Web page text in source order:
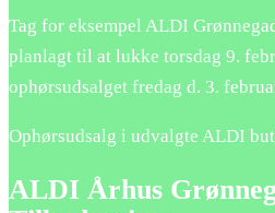
Tag for eksempel ALDI
planlagt til at lukke torsdag 9.
ophørsudsalget fredag d. 3.
Ophørsudsalg i udvalgte ALDI
ALDI Århus